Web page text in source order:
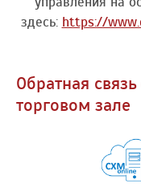
здесь: https://
Обратная
торговом зале